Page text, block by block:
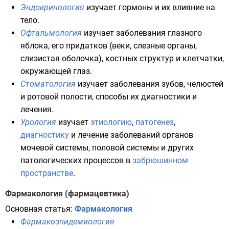
Эндокринология изучает гормоны и их влияние на
тело.
Офтальмология изучает заболевания глазного
яблока, его придатков (веки, слезные органы,
слизистая оболочка), костных структур и клетчатки,
окружающей глаз.
Стоматология изучает заболевания зубов, челюстей
и ротовой полости, способы их диагностики и
лечения.
Урология изучает этиологию, патогенез,
диагностику и лечение заболеваний органов
мочевой системы, половой системы и других
патологических процессов в забрюшинном
пространстве.
Фармакология (фармацевтика)
Основная статья: Фармакология
Фармакоэпидемиология